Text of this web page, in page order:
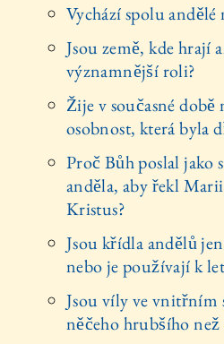
Vychází spolu andělé
Jsou země, kde hrají
významnější roli?
Žije v současné době
osobnost, která byla
Proč Bůh poslal jako
anděla, aby řekl
Kristus?
Jsou křídla andělů
nebo je používají k
Jsou víly ve vnitřním
něčeho hrubšího než